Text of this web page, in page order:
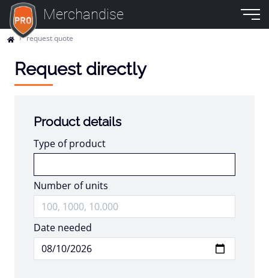
Merchandise
request quote
Request directly
Product details
Type of product
Number of units
Date needed